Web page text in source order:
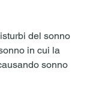
del sonno
in cui la
sonno